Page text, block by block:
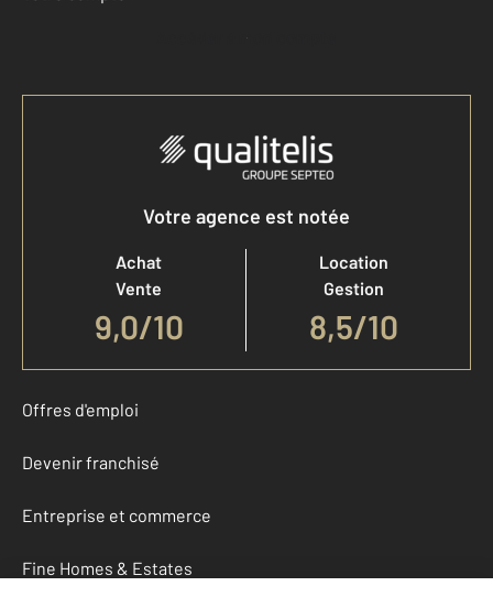
Accéder à mon compte
Votre agence est notée
Achat
Vente
9,0/10
Location
Gestion
8,5/10
Offres d'emploi
Devenir franchisé
Entreprise et commerce
Fine Homes & Estates